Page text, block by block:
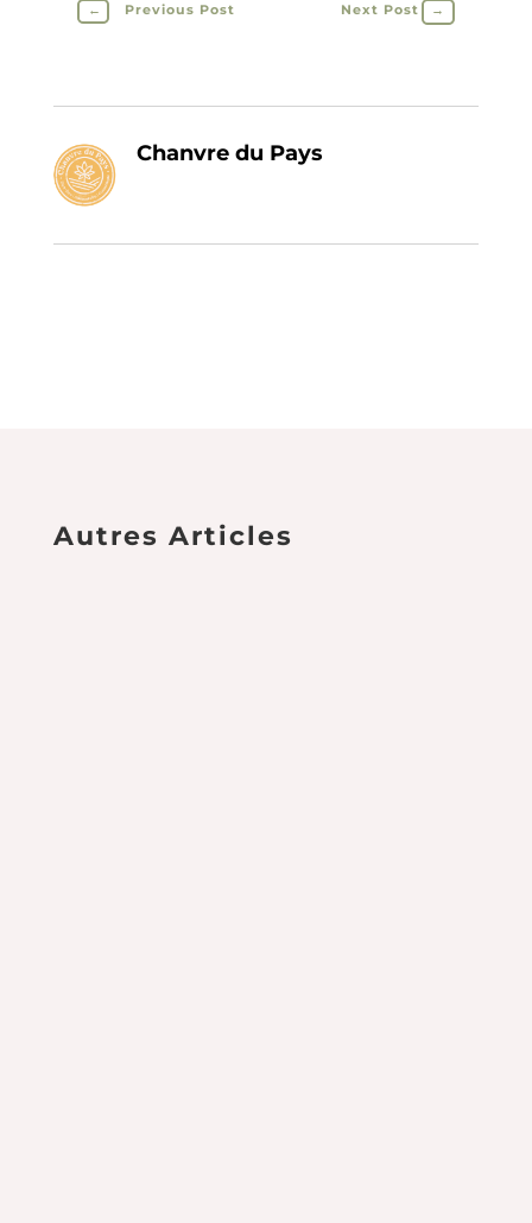
← Previous Post Next Post →
Chanvre du Pays
Autres Articles